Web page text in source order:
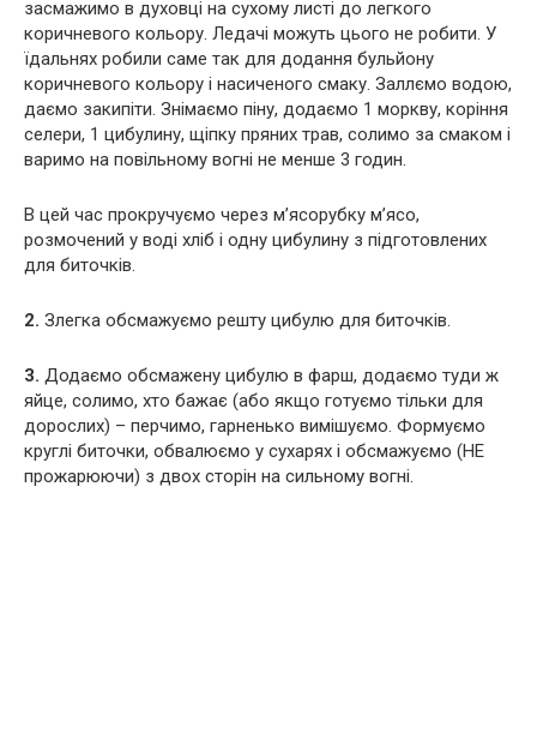
засмажимо в духовці на сухому листі до легкого
коричневого кольору. Ледачі можуть цього не робити. У
їдальнях робили саме так для додання бульйону
коричневого кольору і насиченого смаку. Заллємо водою,
даємо закипіти. Знімаємо піну, додаємо 1 моркву, коріння
селери, 1 цибулину, щіпку пряних трав, солимо за смаком і
варимо на повільному вогні не менше 3 годин.
В цей час прокручуємо через м’ясорубку м’ясо,
розмочений у воді хліб і одну цибулину з підготовлених
для биточків.
2. Злегка обсмажуємо решту цибулю для биточків.
3. Додаємо обсмажену цибулю в фарш, додаємо туди ж
яйце, солимо, хто бажає (або якщо готуємо тільки для
дорослих) – перчимо, гарненько вимішуємо. Формуємо
круглі биточки, обвалюємо у сухарях і обсмажуємо (НЕ
прожарюючи) з двох сторін на сильному вогні.